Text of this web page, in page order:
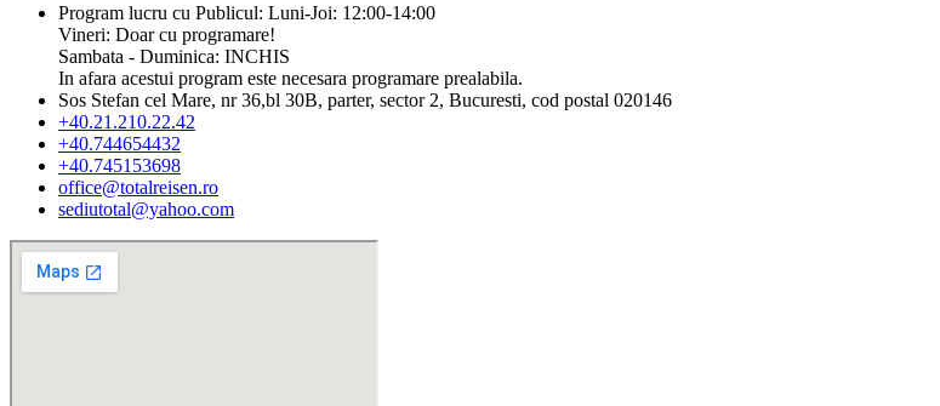
Program lucru cu Publicul: Luni-Joi: 12:00-14:00
Vineri: Doar cu programare!
Sambata - Duminica: INCHIS
In afara acestui program este necesara programare prealabila.
Sos Stefan cel Mare, nr 36,bl 30B, parter, sector 2, Bucuresti, cod postal 020146
+40.21.210.22.42
+40.744654432
+40.745153698
office@totalreisen.ro
sediutotal@yahoo.com